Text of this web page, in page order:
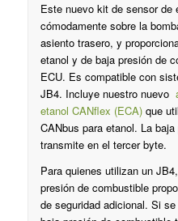
Este nuevo kit de sensor de
cómodamente sobre la
asiento trasero, y
etanol y de baja presión de
ECU. Es compatible con
JB4. Incluye nuestro nuevo
etanol CANflex (ECA)que
CANbus para etanol. La
transmite en el tercer byte.
Para quienes utilizan un
presión de combustible
de seguridad adicional. Si